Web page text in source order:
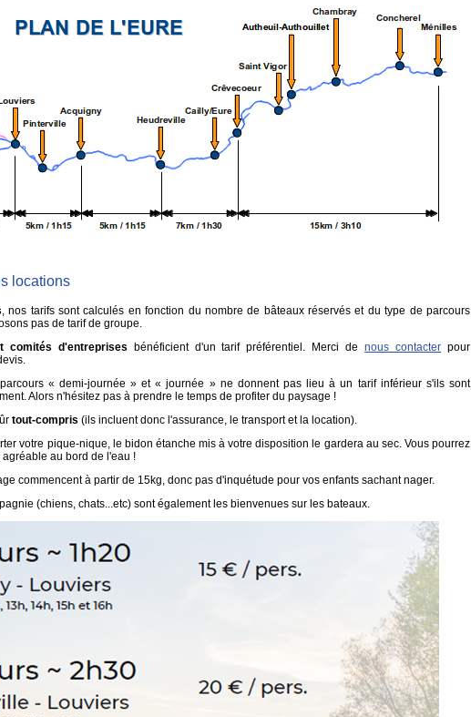
locations
, nos tarifs sont calculés en fonction du nombre de bâteaux réservés et du type de parcours
pas de tarif de groupe.
comités d'entreprises bénéficient d'un tarif préférentiel. Merci denous contacter pour
« demi-journée » et « journée » ne donnent pas lieu à un tarif inférieur s'ils sont
Alors n'hésitez pas à prendre le temps de profiter du paysage !
tout-compris (ils incluent donc l'assurance, le transport et la location).
votre pique-nique, le bidon étanche mis à votre disposition le gardera au sec. Vous pourrez
au bord de l'eau !
commencent à partir de 15kg, donc pas d'inquétude pour vos enfants sachant nager.
(chiens, chats...etc) sont également les bienvenues sur les bateaux.